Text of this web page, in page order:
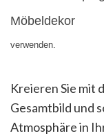
Möbeldekor
verwenden.
Kreieren Sie mit
Gesamtbild und
Atmosphäre in